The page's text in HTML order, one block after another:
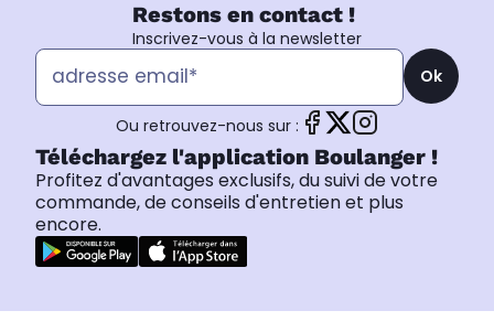
Restons en contact !
Inscrivez-vous à la newsletter
Ok
Ou retrouvez-nous sur :
Téléchargez l'application Boulanger !
Profitez d'avantages exclusifs, du suivi de votre
commande, de conseils d'entretien et plus
encore.